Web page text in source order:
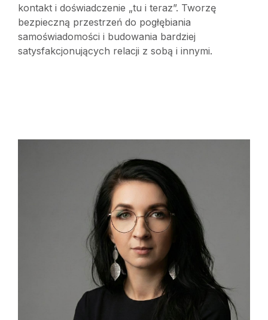
kontakt i doświadczenie „tu i teraz”. Tworzę
bezpieczną przestrzeń do pogłębiania
samoświadomości i budowania bardziej
satysfakcjonujących relacji z sobą i innymi.